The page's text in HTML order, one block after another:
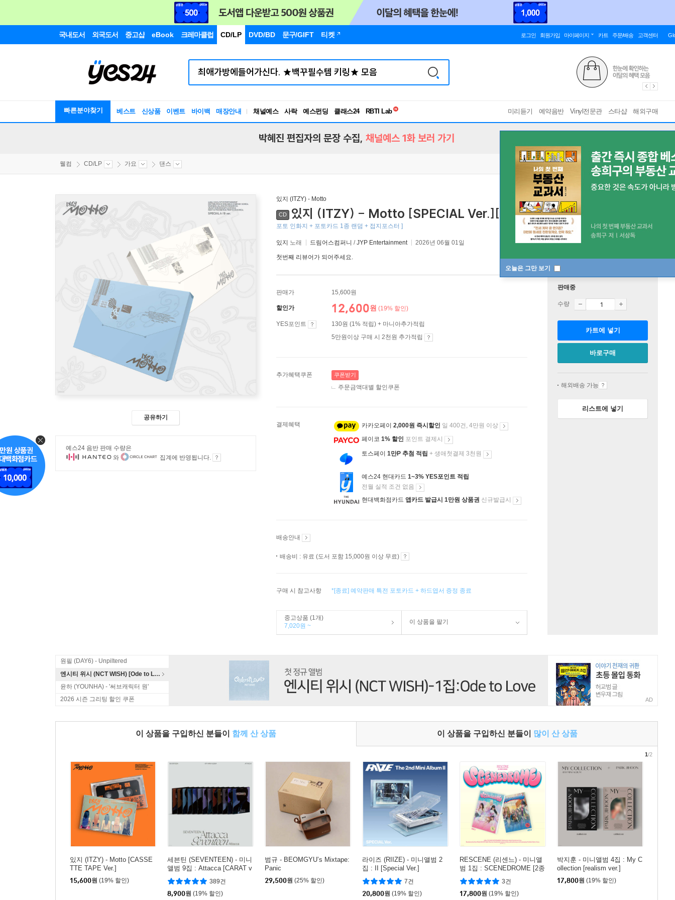
국내도서 외국도서 중고샵 eBook 크레마클럽 CD/LP DVD/BD 문구/GIFT 티켓 로그인 회원가입 마이페이지 카트 주문/배송 고객센터
빠른분야찾기 베스트 신상품 이벤트 바이백 매장안내 채널예스 사락 예스펀딩 클래스24
독서유형검사
미리듣기 예약음반 Vinyl전문관 스타샵 해외구매
오늘은 그만 보기
박혜진 편집자의 문장 수집, 채널예스 1화 보러 가기
웰컴 CD/LP 가요 댄스
공유하기
예스24 음반 판매 수량은
와
집계에 반영됩니다.
있지 (ITZY) - Motto
CD 있지 (ITZY) - Motto [SPECIAL Ver.][2종 중 1종 랜덤발송]
포토 인화지 + 포토카드 1종 랜덤 + 접지포스터 ]
있지 노래 드림어스컴퍼니 /JYP Entertainment 2026년 06월 01일
첫번째 리뷰어가 되어주세요.
판매가 15,600원
할인가 12,600원 (19% 할인)
YES포인트
130원 (1% 적립) + 마니아추가적립
5만원이상 구매 시 2천원 추가적립
추가혜택쿠폰 쿠폰받기
주문금액대별 할인쿠폰
결제혜택 카카오페이 2,000원 즉시할인 일 400건, 4만원 이상
페이코 1% 할인 포인트 결제시
토스페이 1만P 추첨 적립 + 생애첫결제 3천원
예스24 현대카드 1~3% YES포인트 적립
전월 실적 조건 없음
현대백화점카드 앱카드 발급시 1만원 상품권 신규발급시
배송안내
배송비 : 유료 (도서 포함 15,000원 이상 무료)
구매 시 참고사항 *[종료] 예약판매 특전 포토카드 + 하드엽서 증정 종료
중고상품 (1개)
7,020원 ~
이 상품을 팔기
판매중
수량
카트에 넣기
바로구매
해외배송 가능
리스트에 넣기
원필 (DAY6) - Unpiltered
엔시티 위시 (NCT WISH) [Ode to Love]
윤하 (YOUNHA) - '써브캐릭터 원'
2026 시즌 그리팅 할인 쿠폰
AD
이 상품을 구입하신 분들이 함께 산 상품 이 상품을 구입하신 분들이 많이 산 상품
있지 (ITZY) - Motto [CASSE
TTE TAPE Ver.]
15,600원 (19% 할인)
세븐틴 (SEVENTEEN) - 미니
앨범 9집 : Attacca [CARAT v
er.][커버 13종 중 1종 랜덤발
송]
389건
8,900원 (19% 할인)
범규 - BEOMGYU’s Mixtape:
Panic
29,500원 (25% 할인)
라이즈 (RIIZE) - 미니앨범 2
집 : II [Special Ver.]
7건
20,800원 (19% 할인)
RESCENE (리센느) - 미니앨
범 1집 : SCENEDROME [2종
중 1종 랜덤발송]
3건
17,800원 (19% 할인)
박지훈 - 미니앨범 4집 : My C
ollection [realism ver.]
17,800원 (19% 할인)
1/2